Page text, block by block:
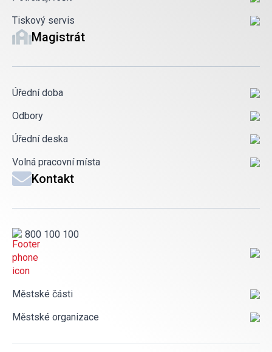
Tiskový servis
Magistrát
Úřední doba
Odbory
Úřední deska
Volná pracovní místa
Kontakt
800 100 100
Městské části
Městské organizace